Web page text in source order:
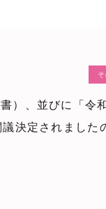
）、並びに「令
決定されました